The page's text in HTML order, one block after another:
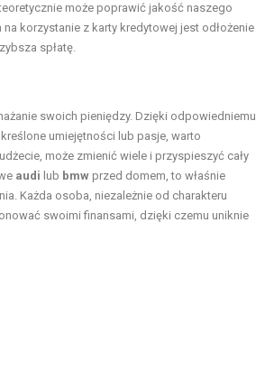
może poprawić jakość naszego
korzystanie z karty kredytowej jest odłożenie
spłatę.
swoich pieniędzy. Dzięki odpowiedniemu
umiejętności lub pasje, warto
może zmienić wiele i przyspieszyć cały
audi lub bmw przed domem, to właśnie
Każda osoba, niezależnie od charakteru
swoimi finansami, dzięki czemu uniknie